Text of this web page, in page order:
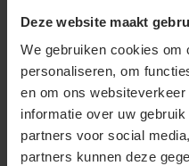
Deze website maakt
We gebruiken cookies om
personaliseren, om
en om ons
informatie over uw
partners voor social
partners kunnen deze
100% Polyester220
goede balans tussen
Geschikt voor dagelijks
promotionele
varianten en maten.